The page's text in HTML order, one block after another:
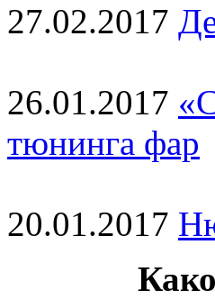
27.02.2017
26.01.2017
тюнинга фар
20.01.2017